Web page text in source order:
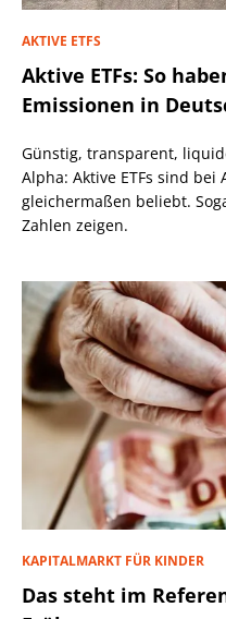
AKTIVE ETFS
Aktive ETFs: So
Emissionen in
Günstig, transparent,
Alpha: Aktive ETFs sind
gleichermaßen beliebt.
Zahlen zeigen.
KAPITALMARKT FÜR KINDER
Das steht im